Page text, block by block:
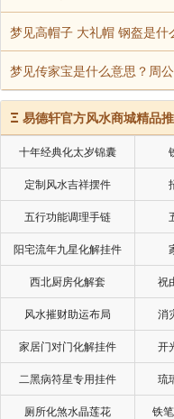
梦见高帽子 大礼帽 钢盔是
梦见传家宝是什么意思？周
Ξ 易德轩官方风水商城精品
十年经典化太岁锦囊
定制风水吉祥摆件
五行功能调理手链
阳宅流年九星化解挂件
西北厨房化解套 祝
风水摧财助运布局 消
家居门对门化解挂件 开
二黑病符星专用挂件 琉
厕所化煞水晶莲花 铁